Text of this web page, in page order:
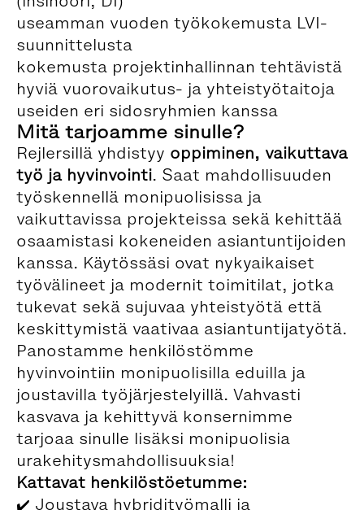
useamman vuoden työkokemusta LVI-
suunnittelusta
kokemusta projektinhallinnan tehtävistä
hyviä vuorovaikutus- ja yhteistyötaitoja
useiden eri sidosryhmien kanssa
Mitä tarjoamme sinulle?
Rejlersillä yhdistyy oppiminen, vaikuttava
työ ja hyvinvointi. Saat mahdollisuuden
työskennellä monipuolisissa ja
vaikuttavissa projekteissa sekä kehittää
osaamistasi kokeneiden asiantuntijoiden
kanssa. Käytössäsi ovat nykyaikaiset
työvälineet ja modernit toimitilat, jotka
tukevat sekä sujuvaa yhteistyötä että
keskittymistä vaativaa asiantuntijatyötä.
Panostamme henkilöstömme
hyvinvointiin monipuolisilla eduilla ja
joustavilla työjärjestelyillä. Vahvasti
kasvava ja kehittyvä konsernimme
tarjoaa sinulle lisäksi monipuolisia
urakehitysmahdollisuuksia!
Kattavat henkilöstöetumme:
✔️ Joustava hybridityömalli ja